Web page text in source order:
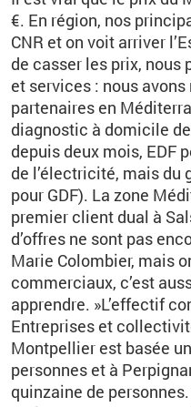
€. En région, nos
CNR et on voit arriver
de casser les prix,
et services : nous
partenaires en
diagnostic à domicile
depuis deux mois, EDF
de l’électricité, mais du
pour GDF). La zone
premier client dual à
d’offres ne sont pas
Marie Colombier, mais
commerciaux, c’est
apprendre. »L’effectif
Entreprises et
Montpellier est basée
personnes et à
quinzaine de